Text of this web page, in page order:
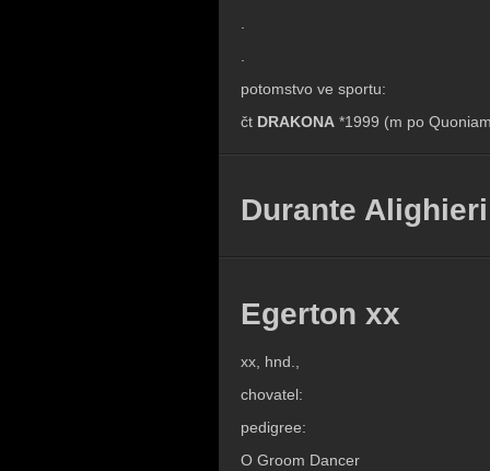
potomstvo ve sportu:
čt DRAKONA *1999 (m po
Durante
Egerton xx
xx, hnd.,
chovatel:
pedigree:
O Groom Dancer